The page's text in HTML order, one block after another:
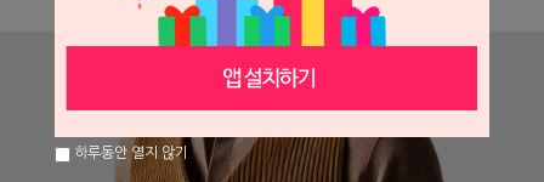
하루동안 열지 않기